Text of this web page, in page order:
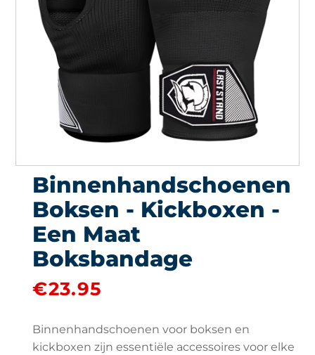
Binnenhandschoenen
Boksen - Kickboxen -
Een Maat
Boksbandage
€23.95
Binnenhandschoenen voor boksen en
kickboxen zijn essentiële accessoires voor elke